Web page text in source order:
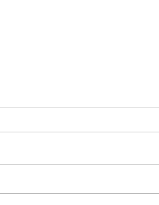
Rezension | Spellcaster |